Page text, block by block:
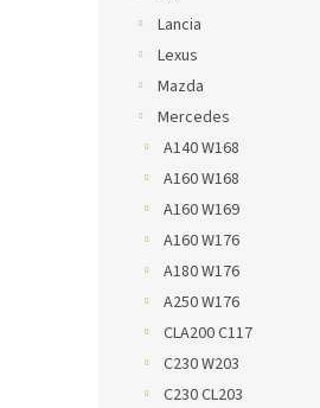
Lancia
Lexus
Mazda
Mercedes
A140 W168
A160 W168
A160 W169
A160 W176
A180 W176
A250 W176
CLA200 C117
C230 W203
C230 CL203